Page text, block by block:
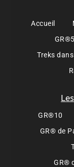
Accueil
GR®5
Treks
GR®10
GR® de
GR®